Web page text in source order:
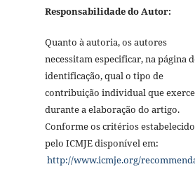
Responsabilidade do Autor:
Quanto à autoria, os autores
necessitam especificar, na página
identificação, qual o tipo de
contribuição individual que
durante a elaboração do artigo.
Conforme os critérios
pelo ICMJE disponível em:
http://www.icmje.org/